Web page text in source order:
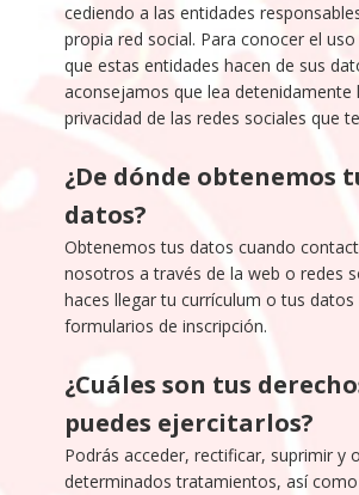
cediendo a las entidades
propia red social. Para conocer el
que estas entidades hacen de sus
aconsejamos que lea detenidamente
privacidad de las redes sociales que
¿De dónde obtenemos
datos?
Obtenemos tus datos cuando
nosotros a través de la web o redes
haces llegar tu currículum o tus
formularios de inscripción.
¿Cuáles son tus
puedes ejercitarlos?
Podrás acceder, rectificar, suprimir y
determinados tratamientos, así